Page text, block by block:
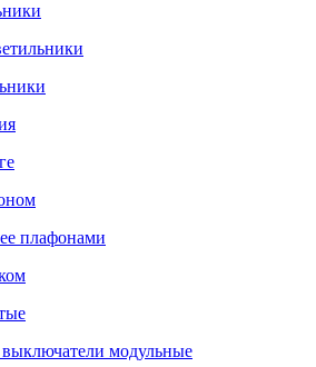
плафонами
модульные